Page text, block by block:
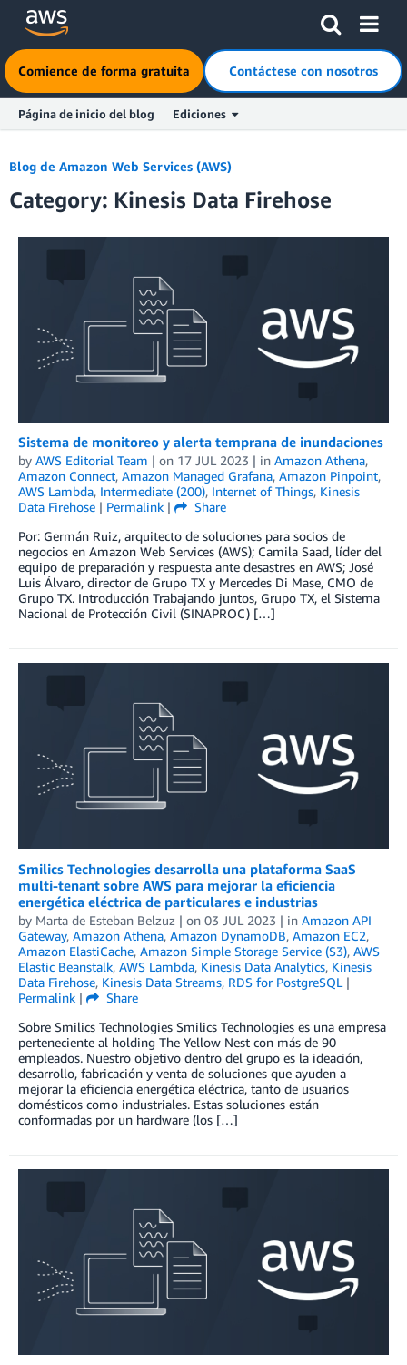
Skip to Main Content
Comience de forma gratuita Contáctese con nosotros
Página de inicio del blog Ediciones
Blog de Amazon Web Services (AWS)
Category: Kinesis Data Firehose
Sistema de monitoreo y alerta temprana de inundaciones
by AWS Editorial Team | on 17 JUL 2023 | in Amazon Athena,
Amazon Connect, Amazon Managed Grafana, Amazon Pinpoint,
AWS Lambda, Intermediate (200), Internet of Things, Kinesis
Data Firehose | Permalink |
Share
Por: Germán Ruiz, arquitecto de soluciones para socios de
negocios en Amazon Web Services (AWS); Camila Saad, líder del
equipo de preparación y respuesta ante desastres en AWS; José
Luis Álvaro, director de Grupo TX y Mercedes Di Mase, CMO de
Grupo TX. Introducción Trabajando juntos, Grupo TX, el Sistema
Nacional de Protección Civil (SINAPROC) […]
Smilics Technologies desarrolla una plataforma SaaS
multi-tenant sobre AWS para mejorar la eficiencia
energética eléctrica de particulares e industrias
by Marta de Esteban Belzuz | on 03 JUL 2023 | in Amazon API
Gateway, Amazon Athena, Amazon DynamoDB, Amazon EC2,
Amazon ElastiCache, Amazon Simple Storage Service (S3), AWS
Elastic Beanstalk, AWS Lambda, Kinesis Data Analytics, Kinesis
Data Firehose, Kinesis Data Streams, RDS for PostgreSQL |
Permalink |
Share
Sobre Smilics Technologies Smilics Technologies es una empresa
perteneciente al holding The Yellow Nest con más de 90
empleados. Nuestro objetivo dentro del grupo es la ideación,
desarrollo, fabricación y venta de soluciones que ayuden a
mejorar la eficiencia energética eléctrica, tanto de usuarios
domésticos como industriales. Estas soluciones están
conformadas por un hardware (los […]